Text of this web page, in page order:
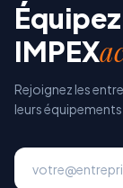
IMPEX
Rejoignez les
leurs